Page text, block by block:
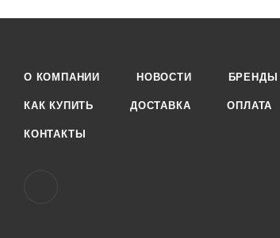
О КОМПАНИИ НОВОСТИ БРЕНДЫ
КАК КУПИТЬ ДОСТАВКА ОПЛАТА
КОНТАКТЫ